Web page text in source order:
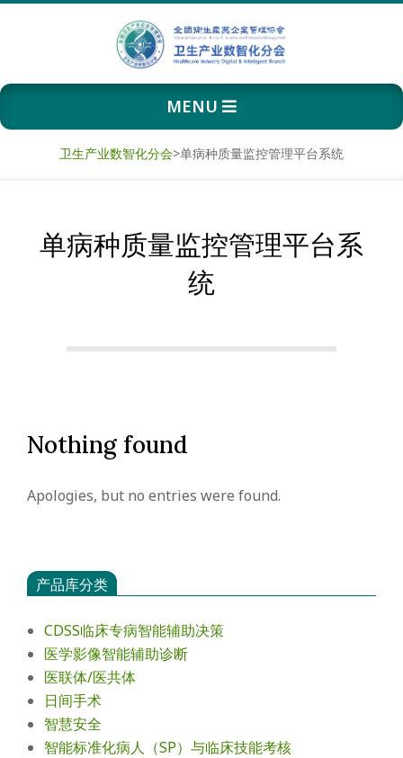
卫
生
产
业
数
会
Primary
Navigation
MENU
卫生产业数智化分会>单病种质量监控管理平台系统
单病种质量监控管理平台系
统
Nothing found
Apologies, but no entries were found.
产品库分类
CDSS临床专病智能辅助决策
医学影像智能辅助诊断
医联体/医共体
日间手术
智慧安全
智能标准化病人（SP）与临床技能考核